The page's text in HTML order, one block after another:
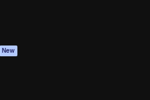
New